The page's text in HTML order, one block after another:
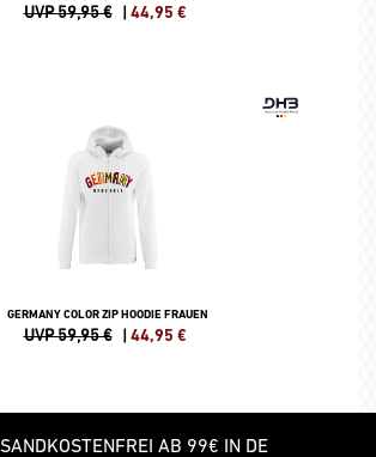
UVP 59,95 € | 44,95 €
GERMANY COLOR ZIP HOODIE FRAUEN
UVP 59,95 € | 44,95 €
AB 99€ IN DE